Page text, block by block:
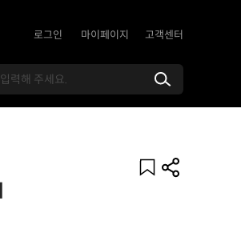
로그인 마이페이지 고객센터